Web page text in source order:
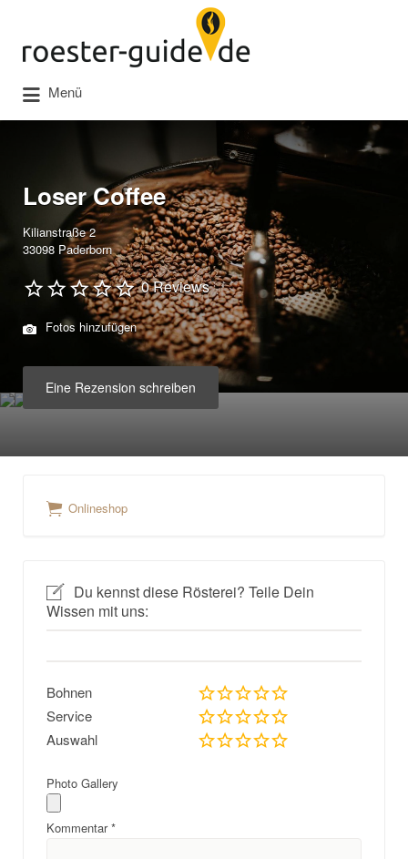
Menü
Loser Coffee
Kilianstraße 2
33098 Paderborn
0 Reviews
Fotos hinzufügen
Eine Rezension schreiben
Onlineshop
Du kennst diese Rösterei? Teile Dein
Wissen mit uns:
Bohnen
Service
Auswahl
Photo Gallery
Kommentar*